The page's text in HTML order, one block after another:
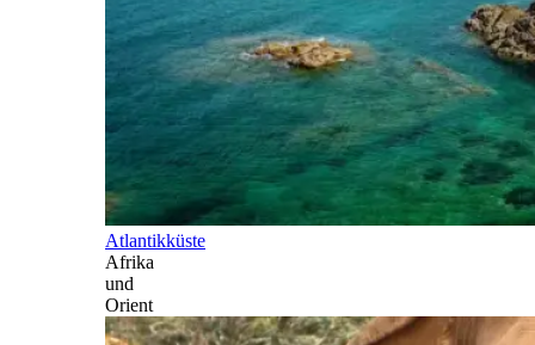
Atlantikküste
Afrika
und
Orient